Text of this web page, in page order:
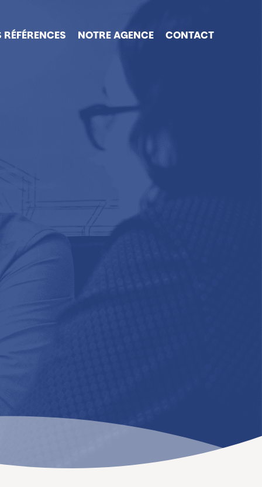
NOTRE AGENCE CONTACT